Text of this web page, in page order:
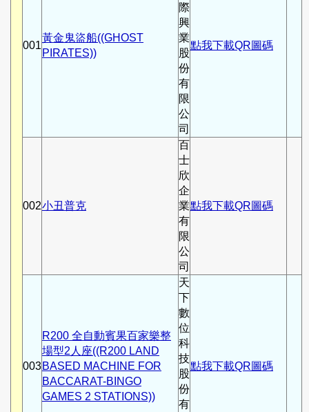
001
黃金鬼盜船((GHOST
PIRATES))
際
興
業
股
份
有
限
公
司
點我下載QR圖碼
002小丑普克
百
士
欣
企
業
有
限
公
司
點我下載QR圖碼
003
R200 全自動賓果百家樂整
場型2人座((R200 LAND
BASED MACHINE FOR
BACCARAT-BINGO
GAMES 2 STATIONS))
天
下
數
位
科
技
股
份
有
點我下載QR圖碼